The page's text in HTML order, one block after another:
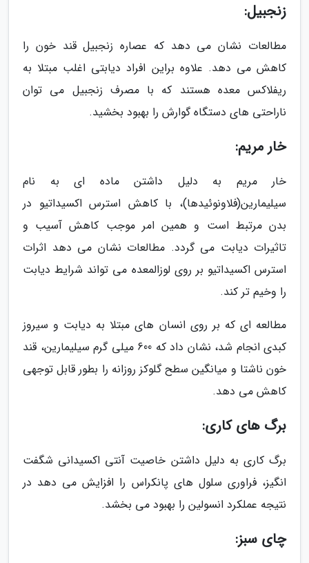
زنجبیل:
مطالعات نشان می دهد که عصاره زنجبیل قند خون را
کاهش می دهد. علاوه براین افراد دیابتی اغلب مبتلا به
ریفلاکس معده هستند که با مصرف زنجبیل می توان
ناراحتی های دستگاه گوارش را بهبود بخشید.
خار مریم:
خار مریم به دلیل داشتن ماده ای به نام
سیلیمارین(فلاونوئیدها)، با کاهش استرس اکسیداتیو در
بدن مرتبط است و همین امر موجب کاهش آسیب و
تاثیرات دیابت می گردد. مطالعات نشان می دهد اثرات
استرس اکسیداتیو بر روی لوزالمعده می تواند شرایط دیابت
را وخیم تر کند.
مطالعه ای که بر روی انسان های مبتلا به دیابت و سیروز
کبدی انجام شد، نشان داد که 600 میلی گرم سیلیمارین، قند
خون ناشتا و میانگین سطح گلوکز روزانه را بطور قابل توجهی
کاهش می دهد.
برگ های کاری:
برگ کاری به دلیل داشتن خاصیت آنتی اکسیدانی شگفت
انگیز، فراوری سلول های پانکراس را افزایش می دهد در
نتیجه عملکرد انسولین را بهبود می بخشد.
چای سبز: